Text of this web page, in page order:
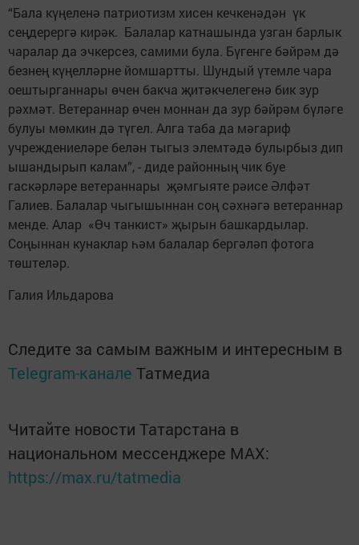
“Бала күңеленә патриотизм хисен кечкенәдән үк
сеңдерергә кирәк. Балалар катнашында узган барлык
чаралар да эчкерсез, самими була. Бүгенге бәйрәм дә
безнең күңелләрне йомшартты. Шундый үтемле чара
оештырганнары өчен бакча җитәкчелегенә бик зур
рәхмәт. Ветераннар өчен моннан да зур бәйрәм бүләге
булуы мөмкин дә түгел. Алга таба да мәгариф
учреждениеләре белән тыгыз элемтәдә булырбыз дип
ышандырып калам”, - диде районның чик буе
гаскәрләре ветераннары җәмгыяте рәисе Әлфәт
Галиев. Балалар чыгышыннан соң сәхнәгә ветераннар
менде. Алар «Өч танкист» җырын башкардылар.
Соңыннан кунаклар һәм балалар бергәләп фотога
төштеләр.
Галия Ильдарова
Следите за самым важным и интересным в
Telegram-канале Татмедиа
Читайте новости Татарстана в
национальном мессенджере MАХ:
https://max.ru/tatmedia